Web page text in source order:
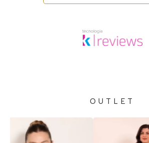
OUTLET